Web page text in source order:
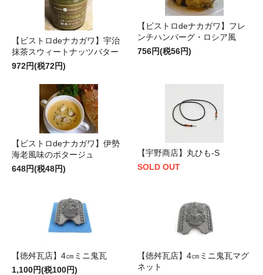
【ビストロdeナカガワ】宇治
抹茶スウィートナッツバター
972円(税72円)
【ビストロdeナカガワ】フレ
ンチハンバーグ・ロシア風
756円(税56円)
【ビストロdeナカガワ】伊勢
海老風味のポタージュ
648円(税48円)
【宇野商店】丸ひも-S
SOLD OUT
【徳舛瓦店】4㎝ミニ鬼瓦
1,100円(税100円)
【徳舛瓦店】4㎝ミニ鬼瓦マグ
ネット